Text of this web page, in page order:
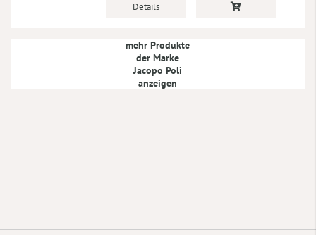
Details
mehr Produkte
der Marke
Jacopo Poli
anzeigen